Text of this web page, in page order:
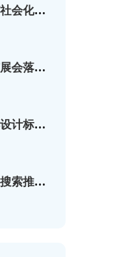
360搜索如何社会化营销以及搜索营销
360搜索推广展会落地页怎么做？一套思路供参考
360推广这样设计标题，资深优化师都说好！
数据有了360搜索推广关键词如何分析